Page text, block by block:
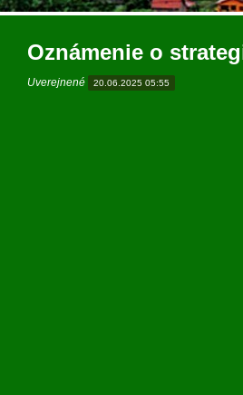
Oznámenie o
Uverejnené 20.06.2025 05:55